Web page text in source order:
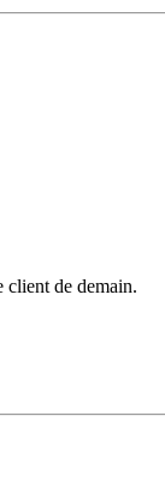
client de demain.